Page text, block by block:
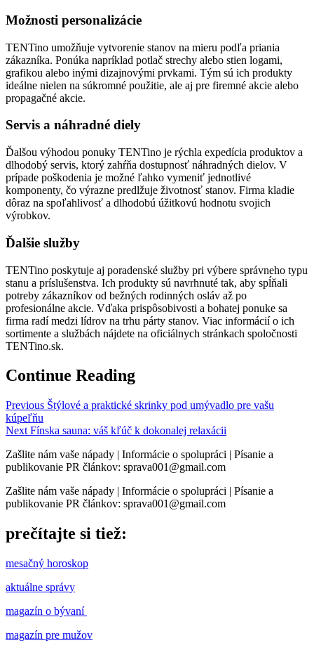
Možnosti personalizácie
TENTino umožňuje vytvorenie stanov na mieru podľa priania
zákazníka. Ponúka napríklad potlač strechy alebo stien logami,
grafikou alebo inými dizajnovými prvkami. Tým sú ich produkty
ideálne nielen na súkromné použitie, ale aj pre firemné akcie alebo
propagačné akcie.
Servis a náhradné diely
Ďalšou výhodou ponuky TENTino je rýchla expedícia produktov a
dlhodobý servis, ktorý zahŕňa dostupnosť náhradných dielov. V
prípade poškodenia je možné ľahko vymeniť jednotlivé
komponenty, čo výrazne predlžuje životnosť stanov. Firma kladie
dôraz na spoľahlivosť a dlhodobú úžitkovú hodnotu svojich
výrobkov.
Ďalšie služby
TENTino poskytuje aj poradenské služby pri výbere správneho typu
stanu a príslušenstva. Ich produkty sú navrhnuté tak, aby spĺňali
potreby zákazníkov od bežných rodinných osláv až po
profesionálne akcie. Vďaka prispôsobivosti a bohatej ponuke sa
firma radí medzi lídrov na trhu párty stanov. Viac informácií o ich
sortimente a službách nájdete na oficiálnych stránkach spoločnosti
TENTino.sk.
Continue Reading
Previous Štýlové a praktické skrinky pod umývadlo pre vašu
kúpeľňu
Next Fínska sauna: váš kľúč k dokonalej relaxácii
Zašlite nám vaše nápady | Informácie o spolupráci | Písanie a
publikovanie PR článkov: sprava001@gmail.com
Zašlite nám vaše nápady | Informácie o spolupráci | Písanie a
publikovanie PR článkov: sprava001@gmail.com
prečítajte si tiež:
mesačný horoskop
aktuálne správy
magazín o bývaní
magazín pre mužov